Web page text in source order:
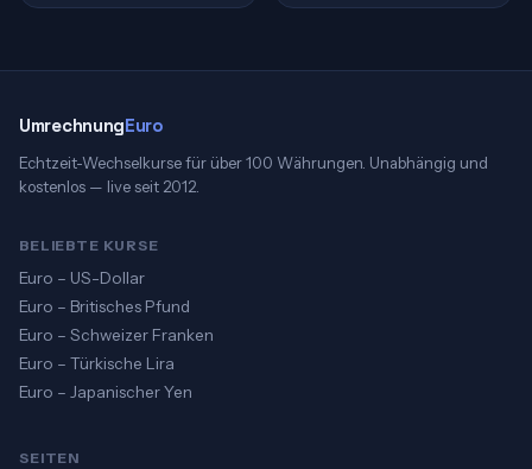
UmrechnungEuro
Echtzeit-Wechselkurse für über 100 Währungen. Unabhängig und
kostenlos — live seit 2012.
BELIEBTE KURSE
Euro – US-Dollar
Euro – Britisches Pfund
Euro – Schweizer Franken
Euro – Türkische Lira
Euro – Japanischer Yen
SEITEN